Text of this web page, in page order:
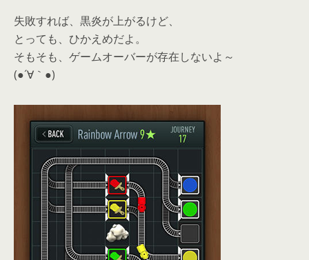
失敗すれば、黒炎が上がるけど、
とっても、ひかえめだよ。
そもそも、ゲームオーバーが存在しないよ～
(●´∀｀●)